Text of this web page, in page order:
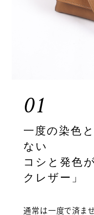
01
一度の染色
ない
コシと発色
クレザー」
通常は一度で済ま